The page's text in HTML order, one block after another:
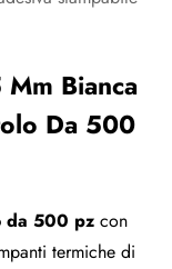
Bianca
Da 500
da 500 pz con
termiche di